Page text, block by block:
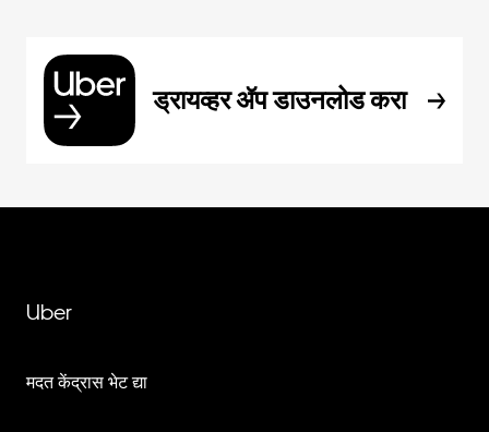
ड्रायव्हर ॲप डाउनलोड करा
Uber
मदत केंद्रास भेट द्या